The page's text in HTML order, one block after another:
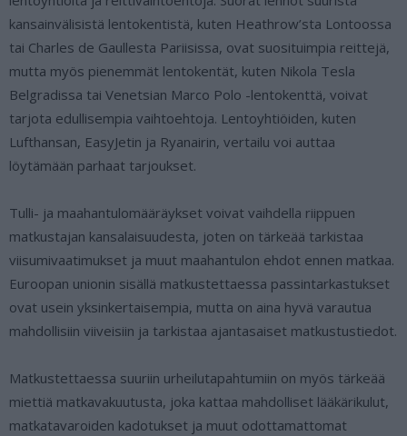
kansainvälisistä lentokentistä, kuten Heathrow’sta Lontoossa
tai Charles de Gaullesta Pariisissa, ovat suosituimpia reittejä,
mutta myös pienemmät lentokentät, kuten Nikola Tesla
Belgradissa tai Venetsian Marco Polo -lentokenttä, voivat
tarjota edullisempia vaihtoehtoja. Lentoyhtiöiden, kuten
Lufthansan, EasyJetin ja Ryanairin, vertailu voi auttaa
löytämään parhaat tarjoukset.
Tulli- ja maahantulomääräykset voivat vaihdella riippuen
matkustajan kansalaisuudesta, joten on tärkeää tarkistaa
viisumivaatimukset ja muut maahantulon ehdot ennen matkaa.
Euroopan unionin sisällä matkustettaessa passintarkastukset
ovat usein yksinkertaisempia, mutta on aina hyvä varautua
mahdollisiin viiveisiin ja tarkistaa ajantasaiset matkustustiedot.
Matkustettaessa suuriin urheilutapahtumiin on myös tärkeää
miettiä matkavakuutusta, joka kattaa mahdolliset lääkärikulut,
matkatavaroiden kadotukset ja muut odottamattomat